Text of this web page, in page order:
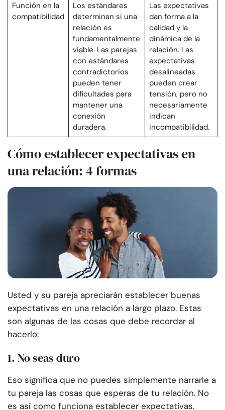
Función en la
compatibilidad
Los estándares
determinan si una
relación es
fundamentalmente
viable. Las parejas
con estándares
contradictorios
pueden tener
dificultades para
mantener una
conexión
duradera.
Las expectativas
dan forma a la
calidad y la
dinámica de la
relación. Las
expectativas
desalineadas
pueden crear
tensión, pero no
necesariamente
indican
incompatibilidad.
Cómo establecer expectativas en
una relación: 4 formas
Usted y su pareja apreciarán establecer buenas
expectativas en una relación a largo plazo. Estas
son algunas de las cosas que debe recordar al
hacerlo:
1. No seas duro
Eso significa que no puedes simplemente narrarle a
tu pareja las cosas que esperas de tu relación. No
es así como funciona establecer expectativas.